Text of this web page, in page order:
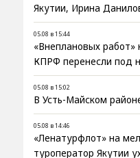
Якутии, Ирина
05.08 в 15:44
«Внеплановых
КПРФ перенесли под
05.08 в 15:02
В Усть-Майском
05.08 в 14:46
«Ленатурфлот» на
туроператор Якутии